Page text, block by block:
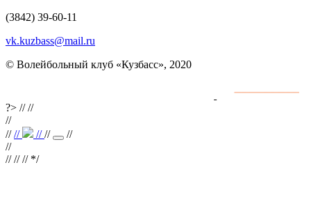
(3842) 39-60-11
vk.kuzbass@mail.ru
© Волейбольный клуб «Кузбасс», 2020
?> ////
//
//// ////
//
//
//// // */